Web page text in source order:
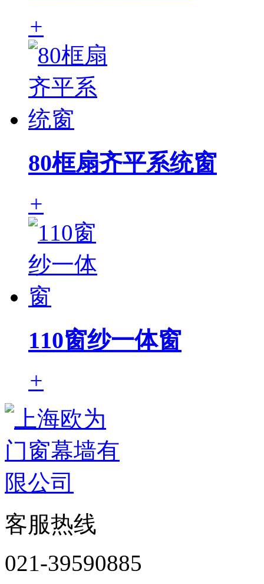
+
80框扇齐平系统窗
+
110窗纱一体窗
+
客服热线
021-39590885